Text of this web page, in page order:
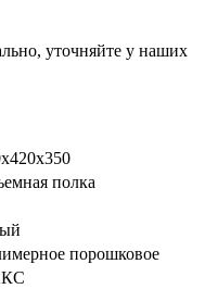
уточняйте у наших
полка
порошковое